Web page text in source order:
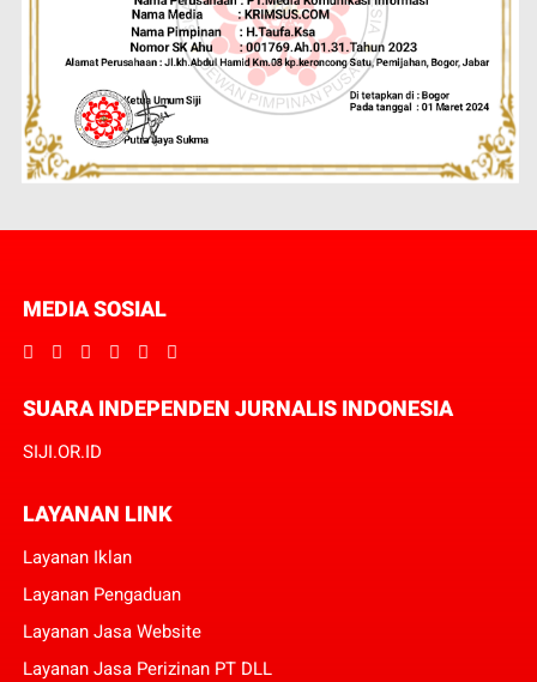
MEDIA SOSIAL
SUARA INDEPENDEN JURNALIS INDONESIA
SIJI.OR.ID
LAYANAN LINK
Layanan Iklan
Layanan Pengaduan
Layanan Jasa Website
Layanan Jasa Perizinan PT DLL